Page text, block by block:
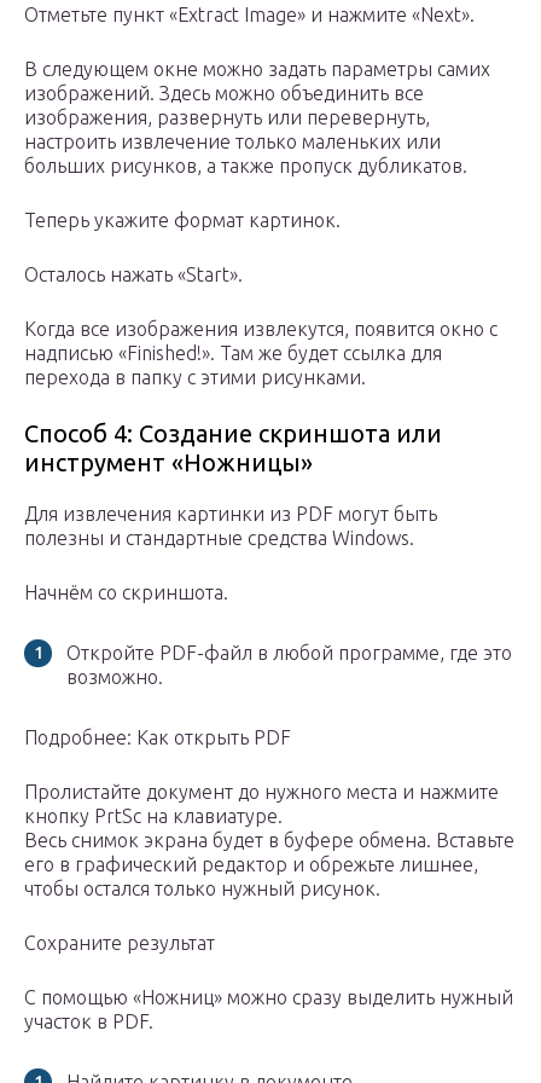
Отметьте пункт «Extract Image» и нажмите «Next».
В следующем окне можно задать параметры самих
изображений. Здесь можно объединить все
изображения, развернуть или перевернуть,
настроить извлечение только маленьких или
больших рисунков, а также пропуск дубликатов.
Теперь укажите формат картинок.
Осталось нажать «Start».
Когда все изображения извлекутся, появится окно с
надписью «Finished!». Там же будет ссылка для
перехода в папку с этими рисунками.
Способ 4: Создание скриншота или
инструмент «Ножницы»
Для извлечения картинки из PDF могут быть
полезны и стандартные средства Windows.
Начнём со скриншота.
Откройте PDF-файл в любой программе, где это
возможно.
Подробнее: Как открыть PDF
Пролистайте документ до нужного места и нажмите
кнопку PrtSc на клавиатуре.
Весь снимок экрана будет в буфере обмена. Вставьте
его в графический редактор и обрежьте лишнее,
чтобы остался только нужный рисунок.
Сохраните результат
С помощью «Ножниц» можно сразу выделить нужный
участок в PDF.